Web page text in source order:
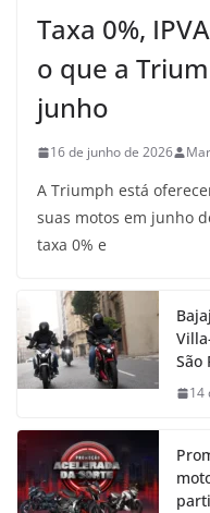
Taxa 0%,
o que a
junho
16 de junho de 2026
A Triumph está
suas motos em junho
taxa 0% e
São
14